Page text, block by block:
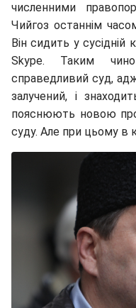
численними
Чийгоз останнім
Він сидить у сусідній
Skype. Таким
справедливий суд,
залучений, і
пояснюють новою
суду. Але при цьому в